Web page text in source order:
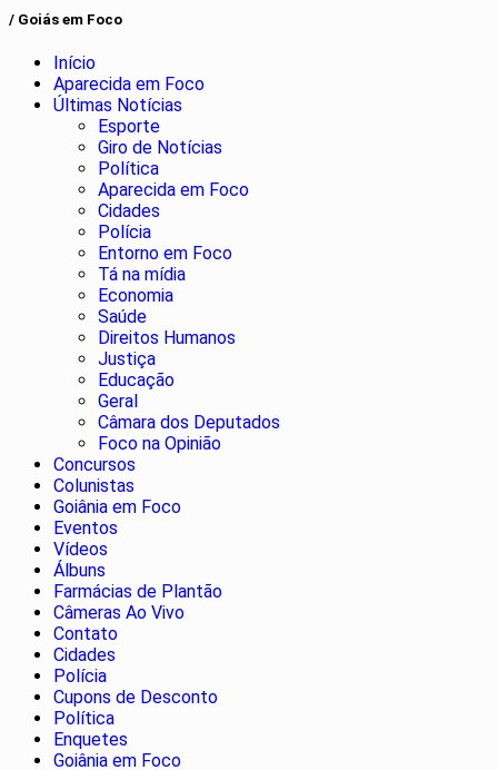
/ Goiás em Foco
Início
Aparecida em Foco
Últimas Notícias
Esporte
Giro de Notícias
Política
Aparecida em Foco
Cidades
Polícia
Entorno em Foco
Tá na mídia
Economia
Saúde
Direitos Humanos
Justiça
Educação
Geral
Câmara dos Deputados
Foco na Opinião
Concursos
Colunistas
Goiânia em Foco
Eventos
Vídeos
Álbuns
Farmácias de Plantão
Câmeras Ao Vivo
Contato
Cidades
Polícia
Cupons de Desconto
Política
Enquetes
Goiânia em Foco